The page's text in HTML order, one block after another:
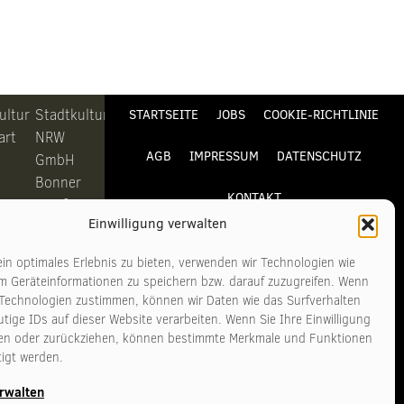
Einwilligung verwalten
optimales Erlebnis zu bieten, verwenden wir Technologien wie
Geräteinformationen zu speichern bzw. darauf zuzugreifen. Wenn
zustimmen, können wir Daten wie das Surfverhalten
IDs auf dieser Website verarbeiten. Wenn Sie Ihre Einwilligung
oder zurückziehen, können bestimmte Merkmale und Funktionen
werden.
Stadtkultur
NRW
GmbH
Bonner
Straße
311-313
Köln
Telefon
+49 221
www.stadtkultur-
STARTSEITE JOBS COOKIE-RICHTLINIE
AGB IMPRESSUM DATENSCHUTZ
KONTAKT